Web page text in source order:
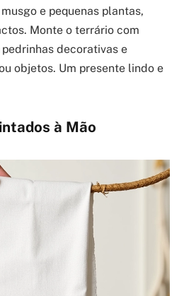
e pequenas plantas,
Monte o terrário com
decorativas e
objetos. Um presente lindo e
à Mão